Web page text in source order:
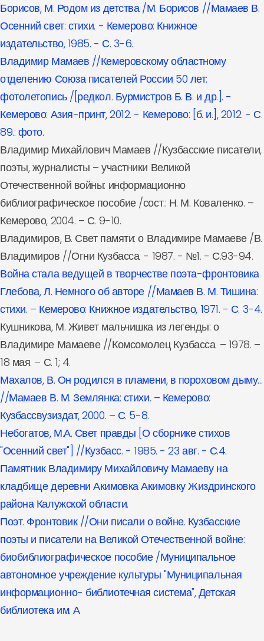
Борисов, М. Родом из детства /М. Борисов //Мамаев В.
Осенний свет: стихи. - Кемерово: Книжное
издательство, 1985. - С. 3-6.
Владимир Мамаев //Кемеровскому областному
отделению Союза писателей России 50 лет:
фотолетопись /[редкол. Бурмистров Б. В. и др.]. -
Кемерово: Азия-принт, 2012. - Кемерово: [б. и.], 2012. - С.
89.: фото.
Владимир Михайлович Мамаев //Кузбасские писатели,
поэты, журналисты – участники Великой
Отечественной войны: информационно
библиографическое пособие /сост.: Н. М. Коваленко. –
Кемерово, 2004. – С. 9-10.
Владимиров, В. Свет памяти: о Владимире Мамаеве /В.
Владимиров //Огни Кузбасса. - 1987. - №1. - С.93-94.
Война стала ведущей в творчестве поэта-фронтовика
Глебова, Л. Немного об авторе //Мамаев В. М. Тишина:
стихи. – Кемерово: Книжное издательство, 1971. - С. 3-4.
Кушникова, М. Живет мальчишка из легенды: о
Владимире Мамаеве //Комсомолец Кузбасса. – 1978. –
18 мая. – С. 1; 4.
Махалов, В. Он родился в пламени, в пороховом дыму…
//Мамаев В. М. Землянка: стихи. – Кемерово:
Кузбассвузиздат, 2000. – С. 5-8.
Небогатов, М.А. Свет правды [О сборнике стихов
"Осенний свет"] //Кузбасс. - 1985. - 23 авг. - С.4.
Памятник Владимиру Михайловичу Мамаеву на
кладбище деревни Акимовка Акимовку Жиздринского
района Калужской области.
Поэт. Фронтовик //Они писали о войне. Кузбасские
поэты и писатели на Великой Отечественной войне:
биобиблиографическое пособие /Муниципальное
автономное учреждение культуры "Муниципальная
информационно- библиотечная система", Детская
библиотека им. А